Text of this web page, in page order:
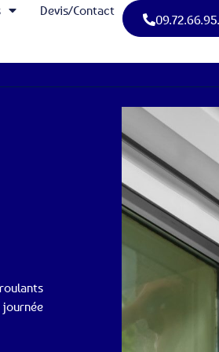
Devis/Contact